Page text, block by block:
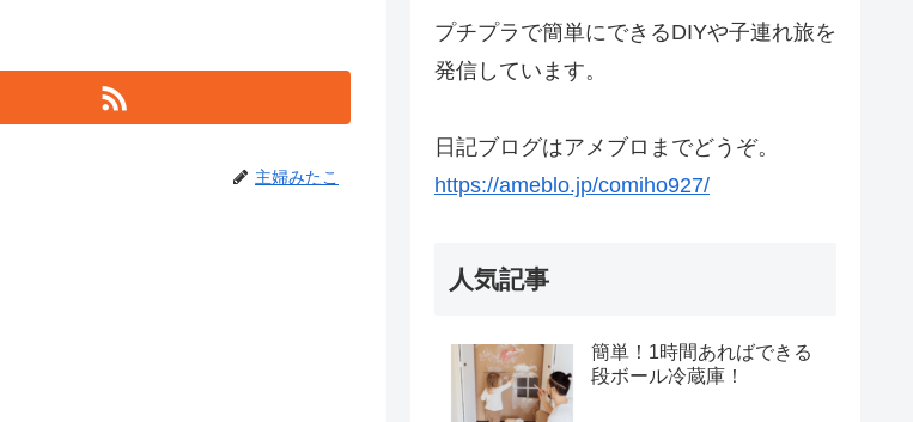
主婦みたこ
プチプラで簡単にできるDIYや子連れ旅を
発信しています。
日記ブログはアメブロまでどうぞ。
https://ameblo.jp/comiho927/
人気記事
簡単！1時間あればできる
段ボール冷蔵庫！